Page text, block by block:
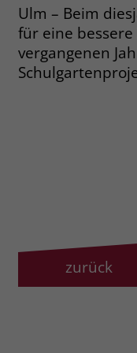
Ulm – Beim
für eine
vergangenen
zurück